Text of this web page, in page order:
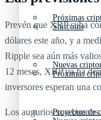
Próximas
Nuevas
Proyectos de
Shitcoins
Próximas
Prevén que XRP suba
dólares este año, y a
Ripple sea aún más
12 meses, XRP ya ha
inversores esperan una
Los augurios son